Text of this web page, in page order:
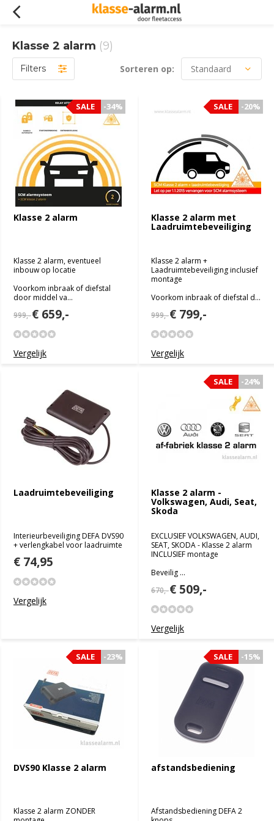
Klasse 2 alarm (9)
Filters Sorteren op:
Klasse 2 alarm
-34%
SALE
Klasse 2 alarm, eventueel
inbouw op locatie
Voorkom inbraak of diefstal
door middel va...
999,-€ 659,-
Vergelijk
Klasse 2 alarm met
Laadruimtebeveiliging
-20%
SALE
Klasse 2 alarm +
Laadruimtebeveiliging inclusief
montage
Voorkom inbraak of diefstal d...
999,-€ 799,-
Vergelijk
Laadruimtebeveiliging
Interieurbeveiliging DEFA DVS90
+ verlengkabel voor laadruimte
€ 74,95
Vergelijk
Klasse 2 alarm -
Volkswagen, Audi, Seat,
Skoda
-24%
SALE
EXCLUSIEF VOLKSWAGEN, AUDI,
SEAT, SKODA - Klasse 2 alarm
INCLUSIEF montage
Beveilig ...
670,-€ 509,-
Vergelijk
DVS90 Klasse 2 alarm
-23%
SALE
Klasse 2 alarm ZONDER
afstandsbediening
-15%
SALE
Afstandsbediening DEFA 2